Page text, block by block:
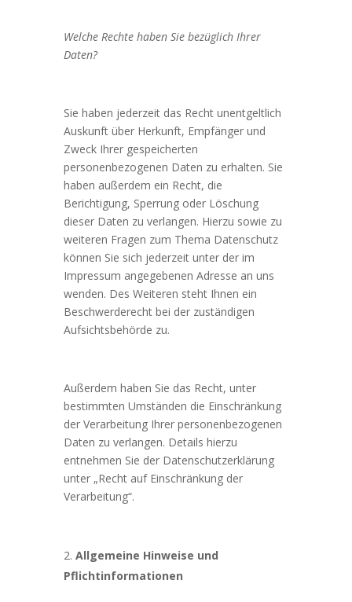
Welche Rechte haben Sie bezüglich Ihrer
Daten?
Sie haben jederzeit das Recht unentgeltlich
Auskunft über Herkunft, Empfänger und
Zweck Ihrer gespeicherten
personenbezogenen Daten zu erhalten. Sie
haben außerdem ein Recht, die
Berichtigung, Sperrung oder Löschung
dieser Daten zu verlangen. Hierzu sowie zu
weiteren Fragen zum Thema Datenschutz
können Sie sich jederzeit unter der im
Impressum angegebenen Adresse an uns
wenden. Des Weiteren steht Ihnen ein
Beschwerderecht bei der zuständigen
Aufsichtsbehörde zu.
Außerdem haben Sie das Recht, unter
bestimmten Umständen die Einschränkung
der Verarbeitung Ihrer personenbezogenen
Daten zu verlangen. Details hierzu
entnehmen Sie der Datenschutzerklärung
unter „Recht auf Einschränkung der
Verarbeitung“.
Allgemeine Hinweise und
Pflichtinformationen